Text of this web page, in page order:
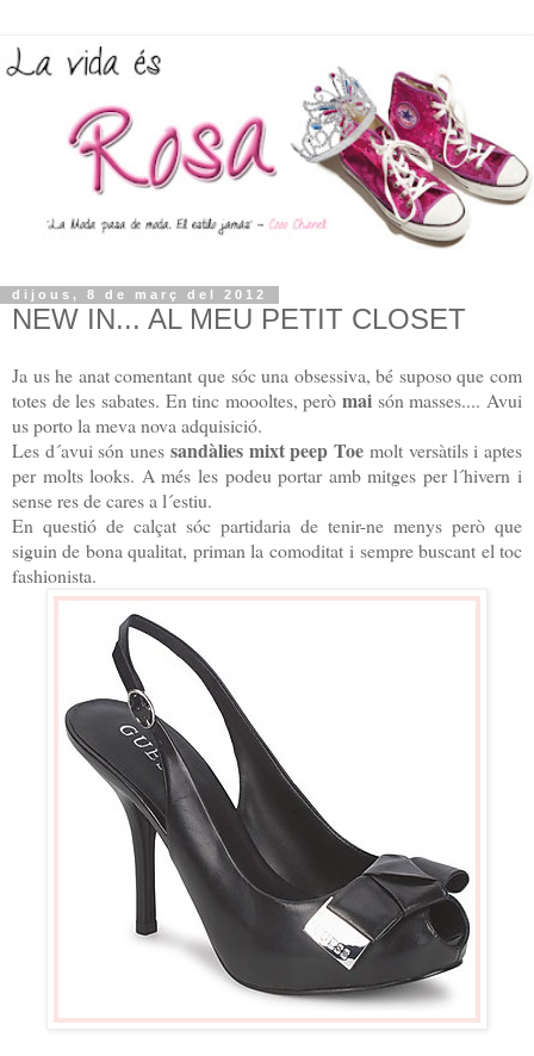
dijous, 8 de març del 2012
NEW IN... AL MEU PETIT CLOSET
Ja us he anat comentant que sóc una obsessiva, bé suposo que com
totes de les sabates. En tinc moooltes, peròmai són masses.... Avui
us porto la meva nova adquisició.
Les d´avui són unes sandàlies mixt peep Toe molt versàtils i aptes
per molts looks. A més les podeu portar amb mitges per l´hivern i
sense res de cares a l´estiu.
En questió de calçat sóc partidaria de tenir-ne menys però que
siguin de bona qualitat, priman la comoditat i sempre buscant el toc
fashionista.